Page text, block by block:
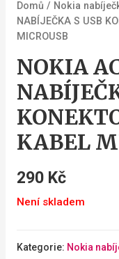
Domů / Nokia
NABÍJEČKA S USB
MICROUSB
NOKIA
KABEL
290 Kč
Není skladem
Kategorie: Nokia